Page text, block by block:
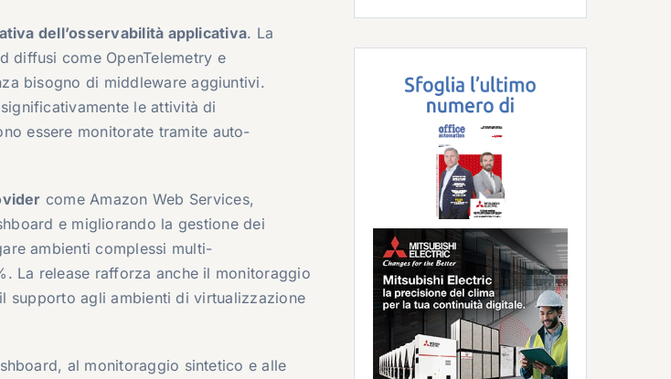
dell’osservabilità applicativa. La
diffusi come OpenTelemetry e
bisogno di middleware aggiuntivi.
le attività di
essere monitorate tramite auto-
come Amazon Web Services,
e migliorando la gestione dei
ambienti complessi multi-
La release rafforza anche il monitoraggio
agli ambienti di virtualizzazione
al monitoraggio sintetico e alle